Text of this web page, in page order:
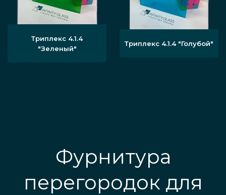
Триплекс 4.1.4
"Зеленый"
Триплекс 4.1.4 "Голубой"
Фурнитура
перегородок для